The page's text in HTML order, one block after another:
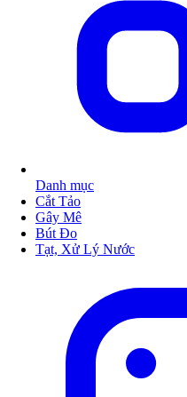
Danh mục
Cắt Tảo
Gây Mê
Bút Đo
Tạt, Xử Lý Nước